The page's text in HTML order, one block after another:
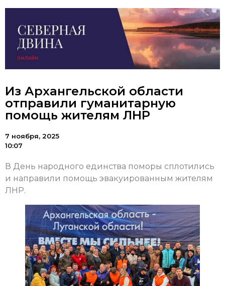
Из Архангельской области
отправили гуманитарную
помощь жителям ЛНР
7 ноября, 2025
10:07
В День народного единства поморы сплотились
и направили помощь эвакуированным жителям
ЛНР.